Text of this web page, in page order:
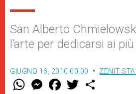
San Alberto
l’arte per dedicarsi ai
GIUGNO 16, 2010 00:00 ZENIT
W M
e
F
a w